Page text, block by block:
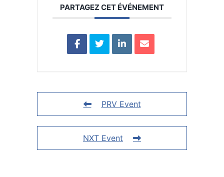
PARTAGEZ CET ÉVÉNEMENT
PRV Event
NXT Event